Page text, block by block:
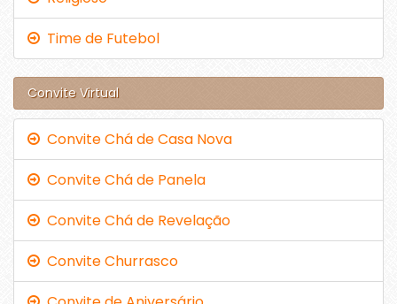
Time de Futebol
Convite Virtual
Convite Chá de Casa Nova
Convite Chá de Panela
Convite Chá de Revelação
Convite Churrasco